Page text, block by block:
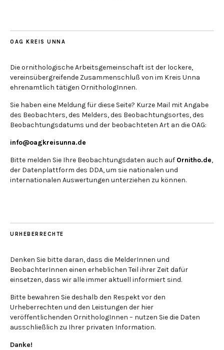
OAG KREIS UNNA
Die ornithologische Arbeitsgemeinschaft ist der lockere,
vereinsübergreifende Zusammenschluß von im Kreis Unna
ehrenamtlich tätigen OrnithologInnen.
Sie haben eine Meldung für diese Seite? Kurze Mail mit Angabe
des Beobachters, des Melders, des Beobachtungsortes, des
Beobachtungsdatums und der beobachteten Art an die OAG:
info@oagkreisunna.de
Bitte melden Sie Ihre Beobachtungsdaten auch auf Ornitho.de,
der Datenplattform des DDA, um sie nationalen und
internationalen Auswertungen unterziehen zu können.
URHEBERRECHTE
Denken Sie bitte daran, dass die MelderInnen und
BeobachterInnen einen erheblichen Teil ihrer Zeit dafür
einsetzen, dass wir alle immer aktuell informiert sind.
Bitte bewahren Sie deshalb den Respekt vor den
Urheberrechten und den Leistungen der hier
veröffentlichenden OrnithologInnen – nutzen Sie die Daten
ausschließlich zu Ihrer privaten Information.
Danke!